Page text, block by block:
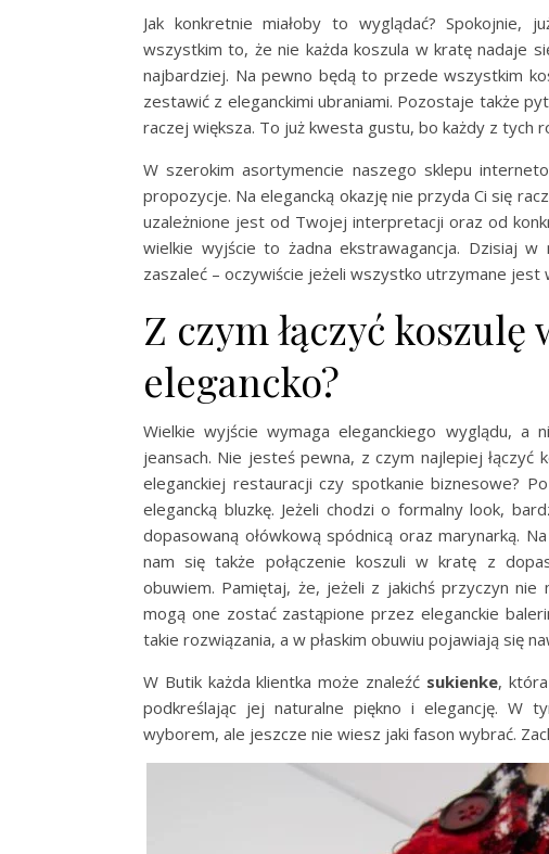
Jak konkretnie miałoby to wyglądać? Spokojnie,
wszystkim to, że nie każda koszula w kratę nadaje
najbardziej. Na pewno będą to przede wszystkim
zestawić z eleganckimi ubraniami. Pozostaje także
raczej większa. To już kwesta gustu, bo każdy z tych
W szerokim asortymencie naszego sklepu
propozycje. Na elegancką okazję nie przyda Ci się
uzależnione jest od Twojej interpretacji oraz od
wielkie wyjście to żadna ekstrawagancja. Dzisiaj
zaszaleć – oczywiście jeżeli wszystko utrzymane jest
Z czym łączyć
elegancko?
Wielkie wyjście wymaga eleganckiego wyglądu,
jeansach. Nie jesteś pewna, z czym najlepiej
eleganckiej restauracji czy spotkanie biznesowe?
elegancką bluzkę. Jeżeli chodzi o formalny look,
dopasowaną ołówkową spódnicą oraz marynarką.
nam się także połączenie koszuli w kratę z
obuwiem. Pamiętaj, że, jeżeli z jakichś przyczyn
mogą one zostać zastąpione przez eleganckie
takie rozwiązania, a w płaskim obuwiu pojawiają się
W Butik każda klientka może znaleźć sukienke,
podkreślając jej naturalne piękno i elegancję. W
wyborem, ale jeszcze nie wiesz jaki fason wybrać.